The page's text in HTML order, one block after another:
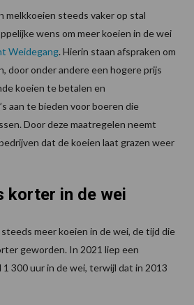
melkkoeien steeds vaker op stal
wens om meer koeien in de wei
Weidegang. Hierin staan afspraken om
door onder andere een hogere prijs
koeien te betalen en
aan te bieden voor boeren die
Door deze maatregelen neemt
dat de koeien laat grazen weer
korter in de wei
meer koeien in de wei, de tijd die
geworden. In 2021 liep een
1 300 uur in de wei, terwijl dat in 2013